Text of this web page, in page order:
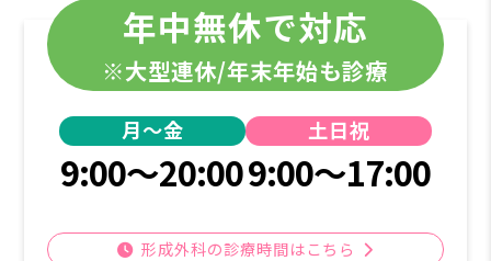
年中無休で対応
※大型連休/年末年始も診療
月～金
9:00～20:00
土日祝
9:00～17:00
形成外科の診療時間はこちら